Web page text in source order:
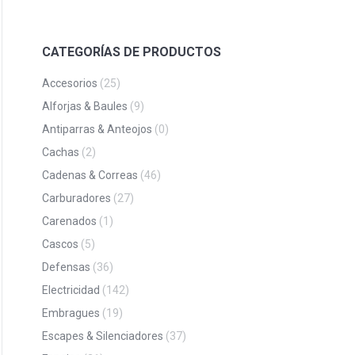
CATEGORÍAS DE PRODUCTOS
Accesorios (25)
Alforjas & Baules (9)
Antiparras & Anteojos (0)
Cachas (2)
Cadenas & Correas (46)
Carburadores (27)
Carenados (1)
Cascos (5)
Defensas (36)
Electricidad (142)
Embragues (19)
Escapes & Silenciadores (37)